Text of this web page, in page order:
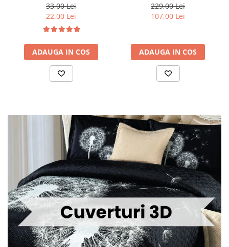
33,00 Lei
22,00 Lei
ADAUGA IN COS
229,00 Lei
107,00 Lei
ADAUGA IN COS